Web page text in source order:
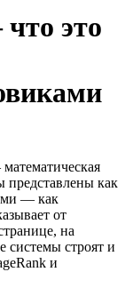
это
представлены как
— как
от
на
системы строят и
и